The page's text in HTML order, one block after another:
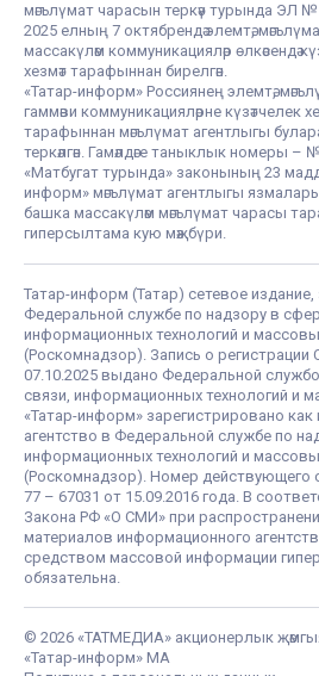
мәгълүмат чарасын теркәү турында ЭЛ
2025 елның 7 октябрендә элемтә,
массакүләм коммуникацияләр өлкәсендә
хезмәт тарафыннан бирелгән.
«Татар-информ» Россиянең элемтә,
гаммәви коммуникацияләрне күзәтчелек
тарафыннан мәгълүмат агентлыгы
теркәлгән. Гамәлдәге таныклык номеры
«Матбугат турында» законының 23
информ» мәгълүмат агентлыгы
башка массакүләм мәгълүмат чарасы
гиперсылтама кую мәҗбүри.
Татар-информ (Татар) сетевое
Федеральной службе по надзору в
информационных технологий и
(Роскомнадзор). Запись о
07.10.2025 выдано Федеральной
связи, информационных технологий и
«Татар-информ» зарегистрировано
агентство в Федеральной службе по
информационных технологий и
(Роскомнадзор). Номер
77 – 67031 от 15.09.2016 года. В
Закона РФ «О СМИ» при
материалов информационного
средством массовой информации
обязательна.
© 2026 «ТАТМЕДИА» акционерлык
«Татар-информ» МА